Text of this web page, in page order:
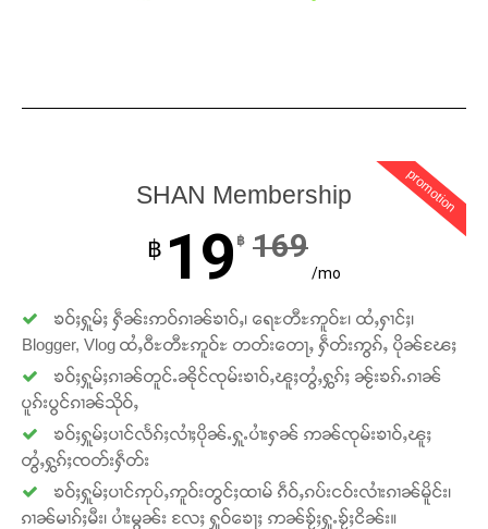
promotion
SHAN Membership
฿ 19 ฿ 169
/mo
ၶဝ်ႈႁူမ်ႈ ႁဵၼ်းဢဝ်ၵၢၼ်ၶၢဝ်ႇ၊ ရေႊတီႊဢူဝ်ႊ၊ ထႆႇႁၢင်ႈ၊
Blogger, Vlog ထႆႇဝီႊတီႊဢူဝ်ႊ တတ်းတေႃႇ ႁဵတ်းဢွၵ်ႇ ပိုၼ်ၽႄႈ
ၶဝ်ႈႁူမ်ႈၵၢၼ်တူင်ႉၼိုင်ၸုမ်းၶၢဝ်ႇၽူႈတွႆႇႁွၵ်ႈ ၼႂ်းၶၵ်ႉၵၢၼ်
ပူၵ်းပွင်ၵၢၼ်သိုဝ်ႇ
ၶဝ်ႈႁူမ်ႈပၢင်လႅၵ်ႈလၢႆႈပိုၼ်ႉႁူႉပၢႆးႁၼ် ဢၼ်ၸုမ်းၶၢဝ်ႇၽူႈ
တွႆႇႁွၵ်ႈၸတ်းႁဵတ်း
ၶဝ်ႈႁူမ်ႈပၢင်ဢုပ်ႇဢူဝ်းတွင်ႈထၢမ် ၵဵဝ်ႇၵပ်းငဝ်းလၢႆးၵၢၼ်မိူင်း၊
ၵၢၼ်မၢၵ်ႈမီး၊ ပၢႆးမွၼ်း လႄႈ ႁူဝ်ၶေႃႈ ဢၼ်ၶႂ်ႈႁူႉၶႂ်ႈငိၼ်း။